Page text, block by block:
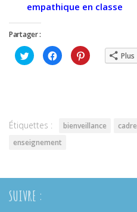
empathique en classe
Partager :
Cliquez
pour
partager
Cliquez
pour
partager
Cliquez
pour Plus
Étiquettes : bienveillance cadre
enseignement
SUIVRE :